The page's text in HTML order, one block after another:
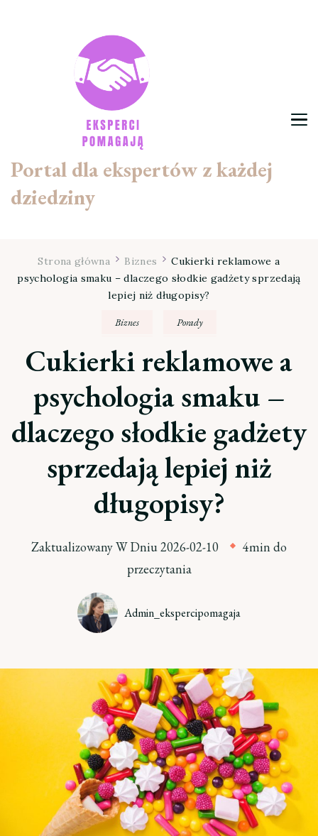
Portal dla ekspertów z każdej
dziedziny
Strona główna Biznes
Cukierki reklamowe a
psychologia smaku – dlaczego słodkie gadżety sprzedają
lepiej niż długopisy?
Biznes Porady
Cukierki reklamowe a
psychologia smaku –
dlaczego słodkie gadżety
sprzedają lepiej niż
długopisy?
Zaktualizowany W Dniu2026-02-10
4min do
przeczytania
Admin_ekspercipomagaja